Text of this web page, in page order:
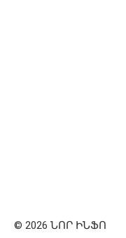
© 2026 ՆՈՐ ԻՆՖՈ